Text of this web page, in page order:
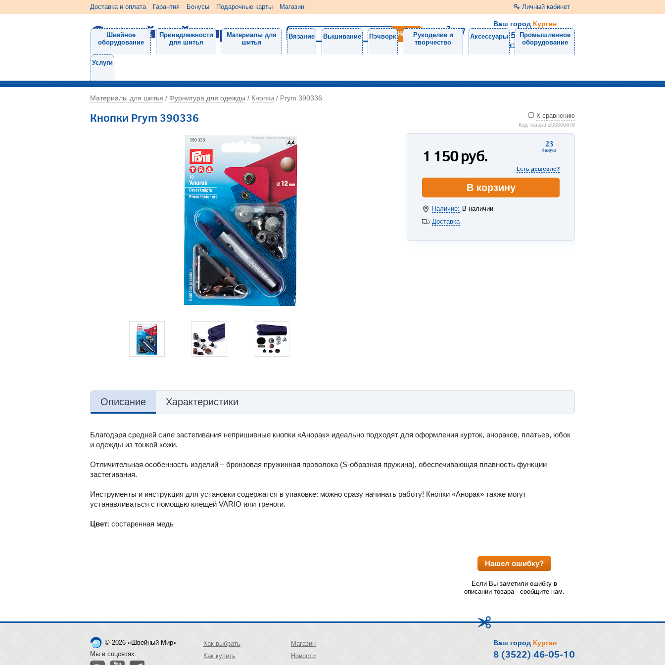
Доставка и оплата Гарантия Бонусы Подарочные карты Магазин Личный кабинет
Ваш город Курган
8 (3522) 46-05-10
Напишите нам
Швейное
оборудование
Принадлежности
для шитья
Материалы для
шитья
Вязание Вышивание Пэчворк
Рукоделие и
творчество
Аксессуары
Промышленное
оборудование
Услуги
Материалы для шитья / Фурнитура для одежды / Кнопки / Prym 390336
Кнопки Prym 390336 К сравнению
Код товара Z00000478
23
бонуса
1 150руб.
Есть дешевле?
В корзину
Наличие: В наличии
Доставка
Описание Характеристики
Благодаря средней силе застегивания непришивные кнопки «Анорак» идеально подходят для оформления курток, анораков, платьев, юбок
и одежды из тонкой кожи.
Отличительная особенность изделий – бронзовая пружинная проволока (S-образная пружина), обеспечивающая плавность функции
застегивания.
Инструменты и инструкция для установки содержатся в упаковке: можно сразу начинать работу! Кнопки «Анорак» также могут
устанавливаться с помощью клещей VARIO или треноги.
Цвет: состаренная медь
Нашел ошибку?
Если Вы заметили ошибку в
описании товара - сообщите нам.
© 2026 «Швейный Мир»
Мы в соцсетях:
Как выбрать
Как купить
Магазин
Новости
Ваш город Курган
8 (3522) 46-05-10